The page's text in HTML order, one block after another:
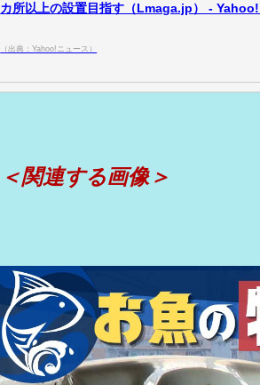
カ所以上の設置目指す（Lmaga.jp） - Yahoo!
（出典：Yahoo!ニュース）
＜関連する画像＞